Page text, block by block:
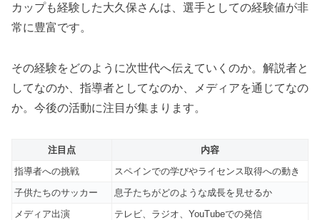
カップも経験した大久保さんは、選手としての経験値が非
常に豊富です。
その経験をどのように次世代へ伝えていくのか。解説者と
してなのか、指導者としてなのか、メディアを通じてなの
か。今後の活動に注目が集まります。
注目点
内容
指導者への挑戦
スペインでの学びやライセンス取得への動き
子供たちのサッカー
息子たちがどのような成長を見せるか
メディア出演
テレビ、ラジオ、YouTubeでの発信